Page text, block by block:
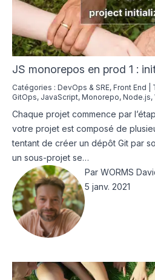
JS monorepos en prod 1 :
Catégories : DevOps & SRE, Front End
GitOps, JavaScript, Monorepo, Node.js,
Chaque projet commence par
votre projet est composé de
tentant de créer un dépôt Git par
un sous-projet se…
Par WORMS
5 janv. 2021